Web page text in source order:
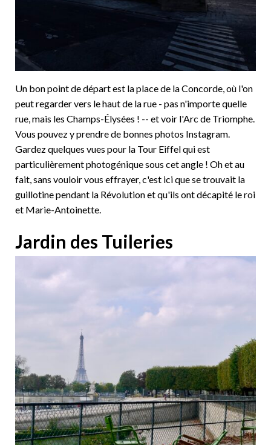
Un bon point de départ est la place de la Concorde, où l'on
peut regarder vers le haut de la rue - pas n'importe quelle
rue, mais les Champs-Élysées ! -- et voir l'Arc de Triomphe.
Vous pouvez y prendre de bonnes photos Instagram.
Gardez quelques vues pour la Tour Eiffel qui est
particulièrement photogénique sous cet angle ! Oh et au
fait, sans vouloir vous effrayer, c'est ici que se trouvait la
guillotine pendant la Révolution et qu'ils ont décapité le roi
et Marie-Antoinette.
Jardin des Tuileries